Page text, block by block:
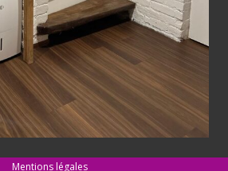
Mentions légales